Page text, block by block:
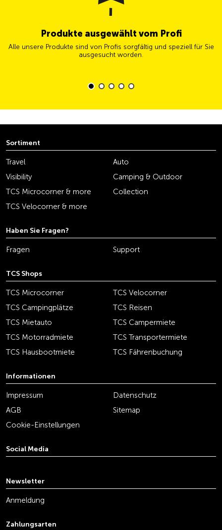
Produkte ausgewählt vom Profi
Alle unsere Produkte sind von Profis sorgfältig und speziell für Sie
ausgesucht worden.
Sortiment
Travel
Auto
Visibility
Camping & Outdoor
TCS Microcorner & more
Collection
TCS Velocorner & more
Haben Sie Fragen?
Fragen Support
TCS Shops
TCS Microcorner
TCS Velocorner
TCS Campingplätze
TCS Reisen
TCS Mietauto
TCS Campermiete
TCS Motorradmiete
TCS Transportermiete
TCS Hausbootmiete
TCS Fährenbuchung
Informationen
Impressum
Datenschutz
AGB
Sitemap
Cookie-Einstellungen
Social Media
Newsletter
Anmeldung
Zahlungsarten